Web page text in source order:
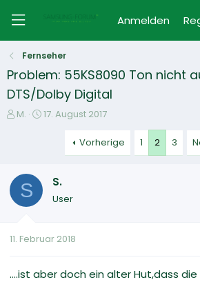
Anmelden
Fernseher
Problem: 55KS8090 Ton nicht
DTS/Dolby Digital
E
e
M.
E
m
17. August 2017
Vorherige 1 2 3
S S.
User
11. Februar 2018
....ist aber doch ein alter Hut,dass die